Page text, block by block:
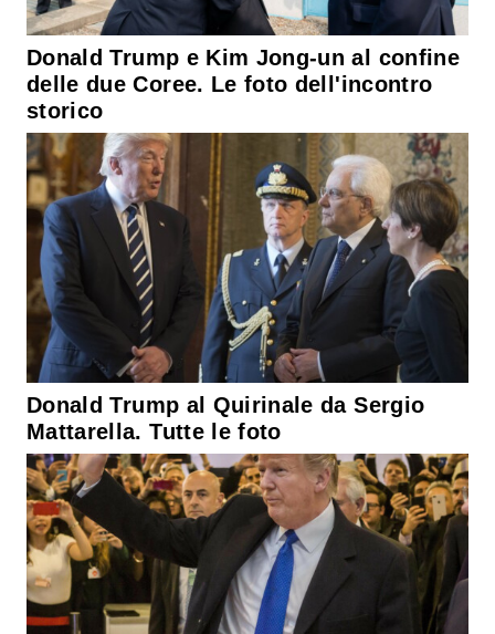
Donald Trump e Kim Jong-un al confine
delle due Coree. Le foto dell'incontro
storico
Donald Trump al Quirinale da Sergio
Mattarella. Tutte le foto